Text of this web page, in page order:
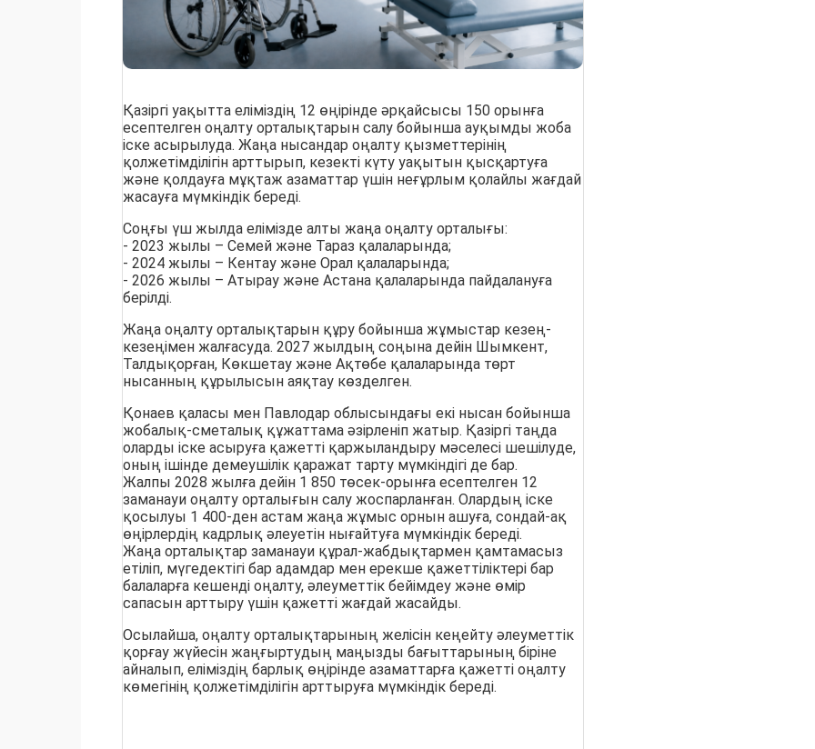
Қазіргі уақытта еліміздің 12 өңірінде әрқайсысы 150 орынға
есептелген оңалту орталықтарын салу бойынша ауқымды жоба
іске асырылуда. Жаңа нысандар оңалту қызметтерінің
қолжетімділігін арттырып, кезекті күту уақытын қысқартуға
және қолдауға мұқтаж азаматтар үшін неғұрлым қолайлы жағдай
жасауға мүмкіндік береді.
Соңғы үш жылда елімізде алты жаңа оңалту орталығы:
- 2023 жылы – Семей және Тараз қалаларында;
- 2024 жылы – Кентау және Орал қалаларында;
- 2026 жылы – Атырау және Астана қалаларында пайдалануға
берілді.
Жаңа оңалту орталықтарын құру бойынша жұмыстар кезең-
кезеңімен жалғасуда. 2027 жылдың соңына дейін Шымкент,
Талдықорған, Көкшетау және Ақтөбе қалаларында төрт
нысанның құрылысын аяқтау көзделген.
Қонаев қаласы мен Павлодар облысындағы екі нысан бойынша
жобалық-сметалық құжаттама әзірленіп жатыр. Қазіргі таңда
оларды іске асыруға қажетті қаржыландыру мәселесі шешілуде,
оның ішінде демеушілік қаражат тарту мүмкіндігі де бар.
Жалпы 2028 жылға дейін 1 850 төсек-орынға есептелген 12
заманауи оңалту орталығын салу жоспарланған. Олардың іске
қосылуы 1 400-ден астам жаңа жұмыс орнын ашуға, сондай-ақ
өңірлердің кадрлық әлеуетін нығайтуға мүмкіндік береді.
Жаңа орталықтар заманауи құрал-жабдықтармен қамтамасыз
етіліп, мүгедектігі бар адамдар мен ерекше қажеттіліктері бар
балаларға кешенді оңалту, әлеуметтік бейімдеу және өмір
сапасын арттыру үшін қажетті жағдай жасайды.
Осылайша, оңалту орталықтарының желісін кеңейту әлеуметтік
қорғау жүйесін жаңғыртудың маңызды бағыттарының біріне
айналып, еліміздің барлық өңірінде азаматтарға қажетті оңалту
көмегінің қолжетімділігін арттыруға мүмкіндік береді.